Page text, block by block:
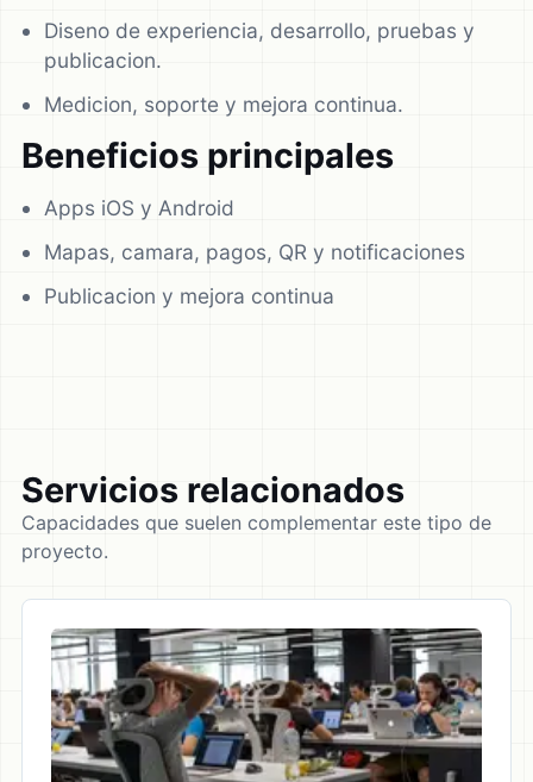
Diseno de experiencia, desarrollo, pruebas y
publicacion.
Medicion, soporte y mejora continua.
Beneficios principales
Apps iOS y Android
Mapas, camara, pagos, QR y notificaciones
Publicacion y mejora continua
Servicios relacionados
Capacidades que suelen complementar este tipo de
proyecto.